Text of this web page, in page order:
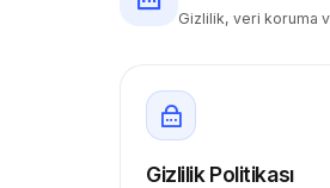
Gizlilik, veri koruma
Gizlilik Politikası